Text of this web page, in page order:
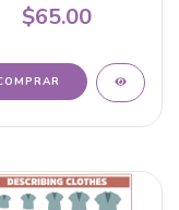
$65.00